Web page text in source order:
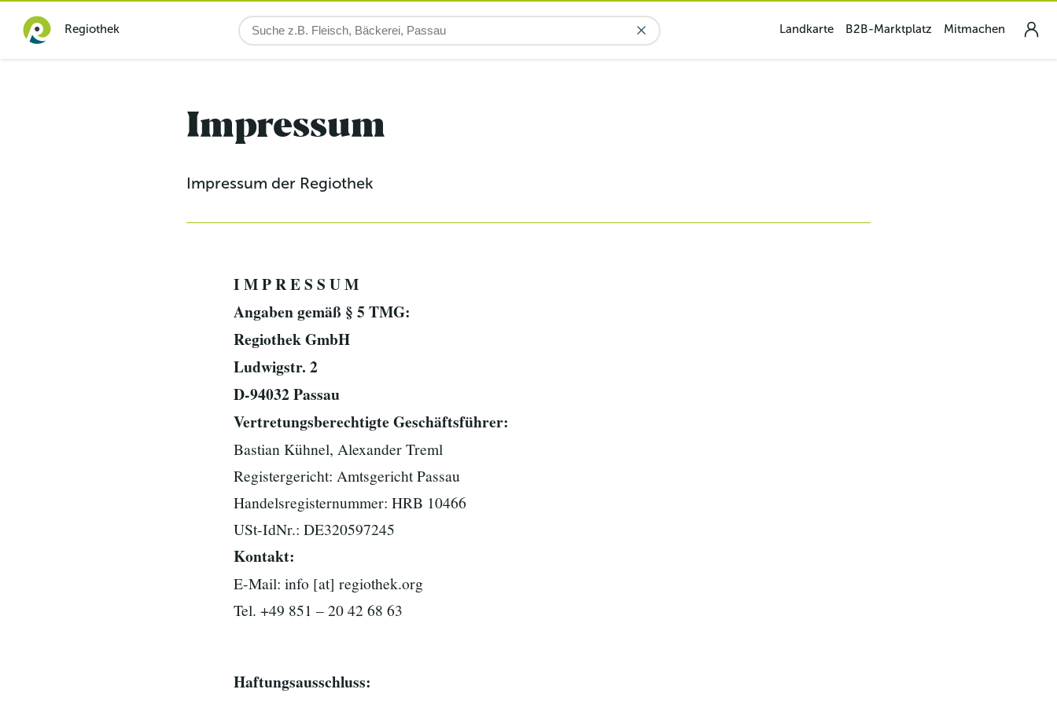
Regiothek Landkarte B2B-Marktplatz Mitmachen
Impressum
Impressum der Regiothek
I M P R E S S U M
Angaben gemäß § 5 TMG:
Regiothek GmbH
Ludwigstr. 2
D-94032 Passau
Vertretungsberechtigte Geschäftsführer:
Bastian Kühnel, Alexander Treml
Registergericht: Amtsgericht Passau
Handelsregisternummer: HRB 10466
USt-IdNr.: DE320597245
Kontakt:
E-Mail: info [at] regiothek.org
Tel. +49 851 – 20 42 68 63
Haftungsausschluss: